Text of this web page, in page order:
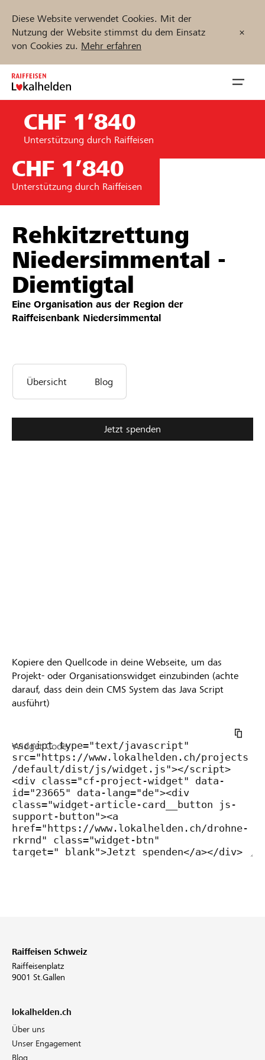
Diese Website verwendet Cookies. Mit der
Nutzung der Website stimmst du dem Einsatz
von Cookies zu. Mehr erfahren
Zum
Inhalt
springen
öffnen
Unterstützen
Hilfe & Support
Partner / Raiffeisenbank
Registrieren
Projekte und Organisationen finden
Jetzt starten
CHF 1’840
Unterstützung durch Raiffeisen
CHF 1’840
Unterstützung durch Raiffeisen
Rehkitzrettung
Niedersimmental -
Diemtigtal
Eine Organisation aus der Region der
Raiffeisenbank Niedersimmental
Übersicht Blog
Jetzt spenden
Kopiere den Quellcode in deine Webseite, um das
Projekt- oder Organisationswidget einzubinden (achte
darauf, dass dein dein CMS System das Java Script
ausführt)
Widget Code
Raiffeisen Schweiz
Raiffeisenplatz
9001 St.Gallen
lokalhelden.ch
Über uns
Unser Engagement
Blog